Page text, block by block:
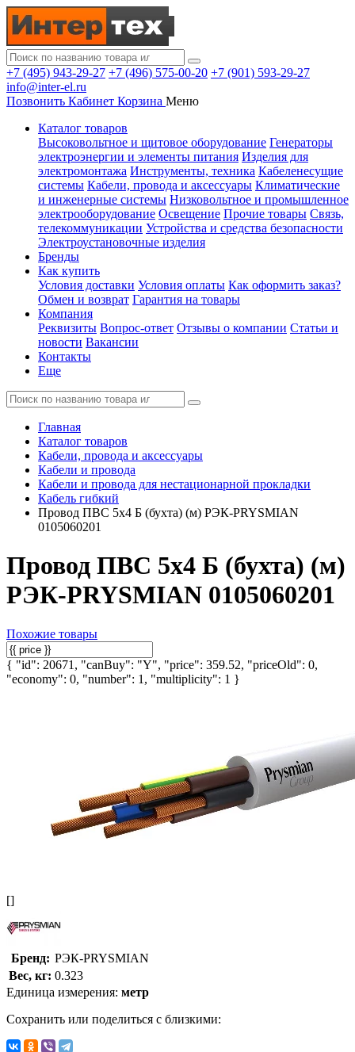
+7 (495) 943-29-27 +7 (496) 575-00-20 +7 (901) 593-29-27
info@inter-el.ru
Позвонить Кабинет Корзина Меню
Каталог товаров
Высоковольтное и щитовое оборудование Генераторы
электроэнергии и элементы питания Изделия для
электромонтажа Инструменты, техника Кабеленесущие
системы Кабели, провода и аксессуары Климатические
и инженерные системы Низковольтное и промышленное
электрооборудование Освещение Прочие товары Связь,
телекоммуникации Устройства и средства безопасности
Электроустановочные изделия
Бренды
Как купить
Условия доставки Условия оплаты Как оформить заказ?
Обмен и возврат Гарантия на товары
Компания
Реквизиты Вопрос-ответ Отзывы о компании Статьи и
новости Вакансии
Контакты
Еще
Главная
Каталог товаров
Кабели, провода и аксессуары
Кабели и провода
Кабели и провода для нестационарной прокладки
Кабель гибкий
Провод ПВС 5х4 Б (бухта) (м) РЭК-PRYSMIAN
0105060201
Провод ПВС 5х4 Б (бухта) (м)
РЭК-PRYSMIAN 0105060201
Похожие товары
{ "id": 20671, "canBuy": "Y", "price": 359.52, "priceOld": 0,
"economy": 0, "number": 1, "multiplicity": 1 }
[]
Бренд: РЭК-PRYSMIAN
Вес, кг: 0.323
Единица измерения: метр
Сохранить или поделиться с близкими: